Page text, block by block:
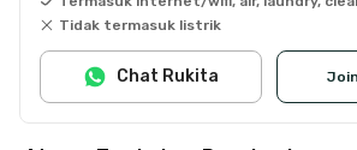
Tidak termasuk listrik
Chat Rukita